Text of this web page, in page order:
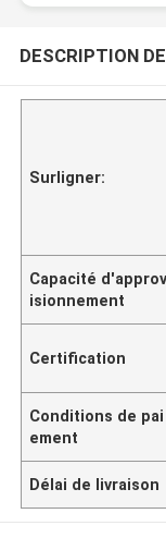
DESCRIPTION
Surligner:
Capacité d'approv
isionnement
Certification
Conditions de pai
ement
Délai de livraison